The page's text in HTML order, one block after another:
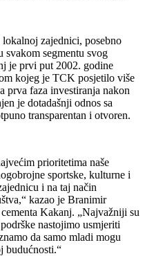
zajednici, posebno
svakom segmentu svog
je prvi put 2002. godine
kojeg je TCK posjetilo više
prva faza investiranja nakon
je dotadašnji odnos sa
transparentan i otvoren.
prioritetima naše
sportske, kulturne i
i na taj način
kazao je Branimir
Kakanj. „Najvažniji su
nastojimo usmjeriti
da samo mladi mogu
budućnosti.“